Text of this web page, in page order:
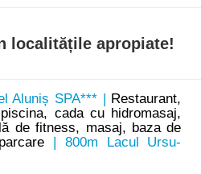
localitățile apropiate!
Aluniș SPA*** |
Restaurant,
cada cu hidromasaj,
de fitness, masaj, baza de
| 800m Lacul Ursu-